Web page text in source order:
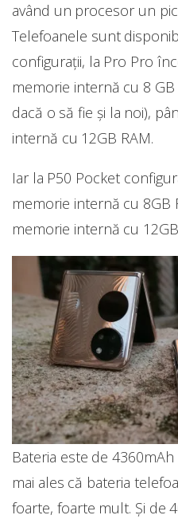
având un procesor un
Telefoanele sunt
configurații, la Pro Pro
memorie internă cu 8
dacă o să fie și la noi),
internă cu 12GB RAM.
Iar la P50 Pocket
memorie internă cu 8GB
memorie internă cu
Bateria este de
mai ales că bateria
foarte, foarte mult. Și de